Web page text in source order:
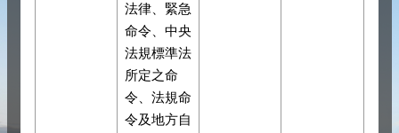
法律、緊急
命令、中央
法規標準法
所定之命
令、法規命
令及地方自